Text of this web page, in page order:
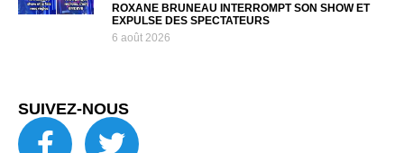
ROXANE BRUNEAU INTERROMPT SON SHOW ET
EXPULSE DES SPECTATEURS
6 août 2026
SUIVEZ-NOUS